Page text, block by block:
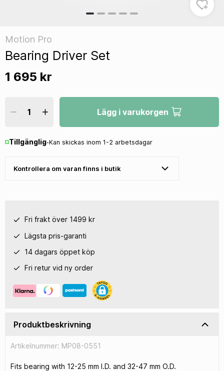
Motion Pro
Bearing Driver Set
1 695 kr
Lägg i varukorgen
Tillgänglig‐Kan skickas inom 1-2 arbetsdagar
Kontrollera om varan finns i butik
Fri frakt över 1499 kr
Lägsta pris-garanti
14 dagars öppet köp
Fri retur vid ny order
Produktbeskrivning
Artikelnummer: MP08-0551
Fits bearing with 12-25 mm I.D. and 32-47 mm O.D.